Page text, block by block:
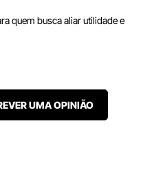
quem busca aliar utilidade e
UMA OPINIÃO